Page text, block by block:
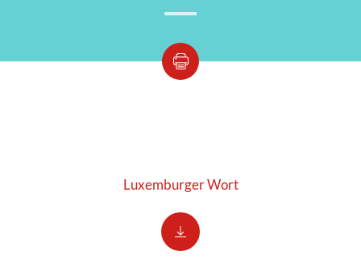
Luxemburger Wort